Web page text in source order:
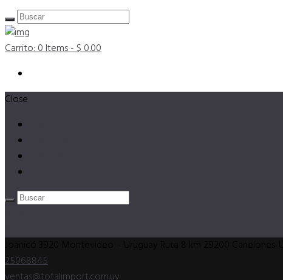
Carrito:0 Items-$ 0.00
Close
25068845